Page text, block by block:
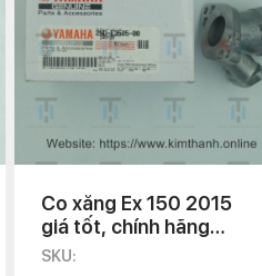
Co xăng Ex 150 2015
giá tốt, chính hãng
Yamaha
SKU: